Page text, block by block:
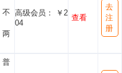
不
两
高级会员： ￥2
04
查看
去
注
册
普